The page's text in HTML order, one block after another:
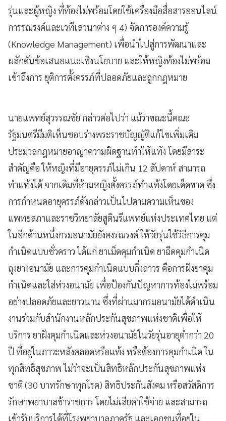
รุ่นและผู้หญิง ที่ท้องไม่พร้อมโดยใช้เครื่องมือสื่อสารออนไลน์
การรณรงค์และเวทีเสวนาต่าง ๆ 4) จัดการองค์ความรู้
(Knowledge Management) เพื่อนำไปสู่การพัฒนาและ
ผลักดันข้อเสนอแนะเชิงนโยบาย และให้หญิงท้องไม่พร้อม
เข้าถึงการ ยุติการตั้งครรภ์ที่ปลอดภัยและถูกกฎหมาย
​นายแพทย์สุวรรณชัย กล่าวต่อไปว่า แม้ว่าขณะนี้คณะ
รัฐมนตรีมีมติเห็นชอบร่างพระราชบัญญัติแก้ไขเพิ่มเติม
ประมวลกฎหมายอาญาความผิดฐานทำให้แท้ง โดยมีสาระ
สำคัญคือ ให้หญิงที่มีอายุครรภ์ไม่เกิน 12 สัปดาห์ สามารถ
ทำแท้งได้ จากเดิมที่ห้ามหญิงตั้งครรภ์ทำแท้งโดยเด็ดขาด ซึ่ง
การกำหนดอายุครรภ์ดังกล่าวเป็นไปตามความเห็นของ
แพทยสภาและราชวิทยาลัยสูตินรีแพทย์แห่งประเทศไทย แต่
ในอีกด้านหนึ่งกรมอนามัยยังคงรณรงค์ ให้วัยรุ่นใช้วิธีการคุม
กำเนิดแบบชั่วคราว ได้แก่ ยาเม็ดคุมกำเนิด ยาฉีดคุมกำเนิด
ถุงยางอนามัย และการคุมกำเนิดแบบกึ่งถาวร คือการฝังยาคุม
กำเนิดและใส่ห่วงอนามัย เพื่อป้องกันปัญหาการท้องไม่พร้อม
อย่างปลอดภัยและยาวนาน ซึ่งที่ผ่านมากรมอนามัยได้ดำเนิน
งานร่วมกับสำนักงานหลักประกันสุขภาพแห่งชาติเพื่อให้
บริการ ยาฝังคุมกำเนิดและห่วงอนามัยในวัยรุ่นอายุต่ำกว่า 20
ปี ที่อยู่ในภาวะหลังคลอดหรือแท้ง หรือต้องการคุมกำเนิด ใน
ทุกสิทธิสุขภาพ ไม่ว่าจะเป็นสิทธิหลักประกันสุขภาพแห่ง
ชาติ (30 บาทรักษาทุกโรค) สิทธิประกันสังคม หรือสวัสดิการ
รักษาพยาบาลข้าราชการ โดยไม่เสียค่าใช้จ่าย และสามารถ
เข้ารับบริการได้ที่โรงพยาบาลภาครัฐ และเอกชนที่อยู่ใน